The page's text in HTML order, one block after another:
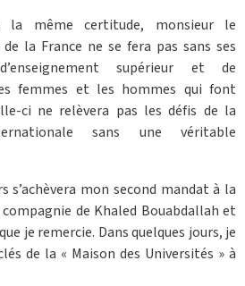
la même certitude, monsieur le
de la France ne se fera pas sans ses
supérieur et de
femmes et les hommes qui font
ci ne relèvera pas les défis de la
sans une véritable
s’achèvera mon second mandat à la
de Khaled Bouabdallah et
je remercie. Dans quelques jours, je
de la « Maison des Universités » à